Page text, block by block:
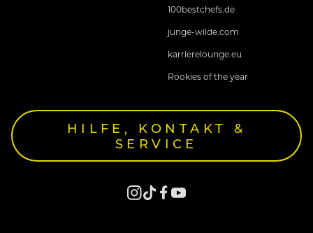
100bestchefs.de
junge-wilde.com
karrierelounge.eu
Rookies of the year
HILFE, KONTAKT &
SERVICE